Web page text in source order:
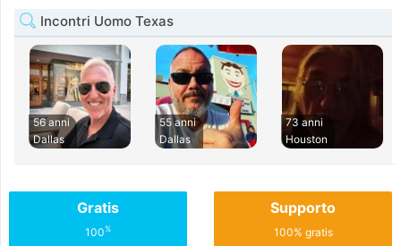
Incontri Uomo Texas
56 anni
Dallas
55 anni
Dallas
73 anni
Houston
Gratis
100%
Supporto
100% gratis